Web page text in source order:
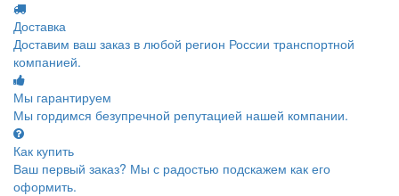
Доставка
Доставим ваш заказ в любой регион России транспортной
компанией.
Мы гарантируем
Мы гордимся безупречной репутацией нашей компании.
Как купить
Ваш первый заказ? Мы с радостью подскажем как его
оформить.